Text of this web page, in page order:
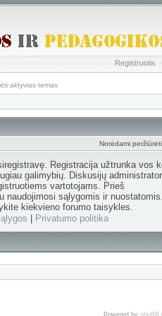
Registruotis
aktyvias temas
Norėdami
Registracija užtrunka vos
galimybių. Diskusijų
vartotojams. Prieš
naudojimosi sąlygomis ir
kiekvieno forumo taisykles.
Privatumo politika
Powered by phpBB